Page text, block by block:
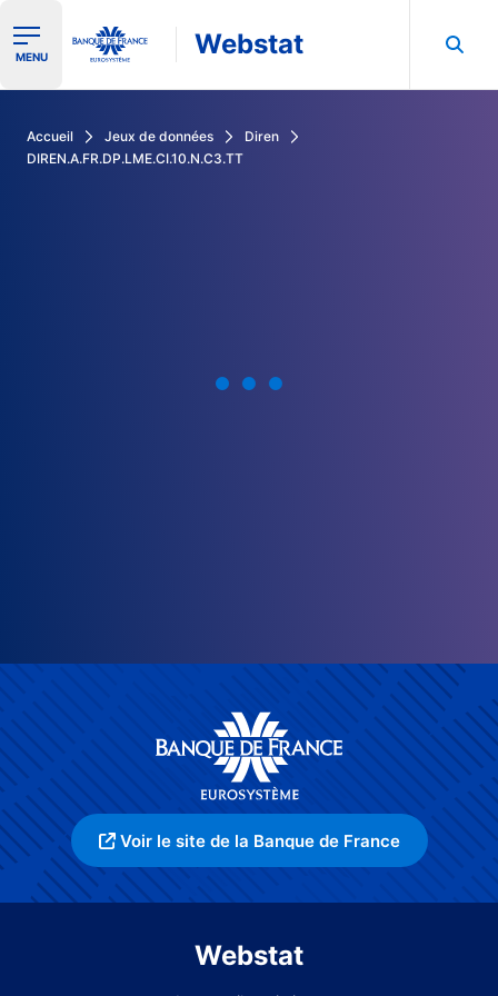
Ouvrir le menu de navigation
MENU Webstat
Accueil Jeux de données
Diren
DIREN.A.FR.DP.LME.CI.10.N.C3.TT
Voir le site de la Banque de France
Webstat